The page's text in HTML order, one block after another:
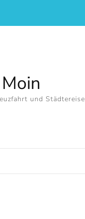
und Städtereise